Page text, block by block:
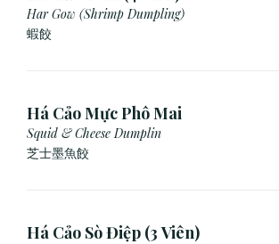
Har Gow (Shrimp Dumpling)
蝦餃
Há Cảo Mực Phô Mai
Squid & Cheese Dumplin
芝⼠墨⿂餃
Há Cảo Sò Điệp (3 Viên)